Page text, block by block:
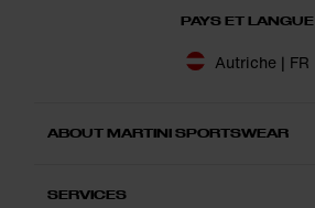
PAYS ET LANGUE
Autriche | FR
ABOUT MARTINI SPORTSWEAR
SERVICES